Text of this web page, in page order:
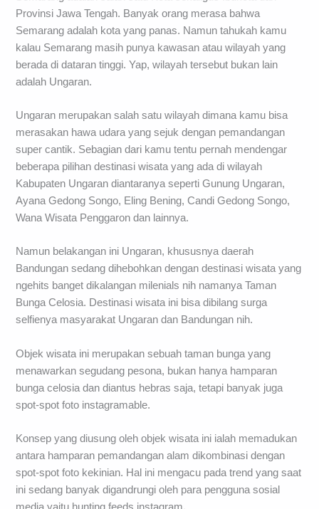
Provinsi Jawa Tengah. Banyak orang merasa bahwa
Semarang adalah kota yang panas. Namun tahukah kamu
kalau Semarang masih punya kawasan atau wilayah yang
berada di dataran tinggi. Yap, wilayah tersebut bukan lain
adalah Ungaran.
Ungaran merupakan salah satu wilayah dimana kamu bisa
merasakan hawa udara yang sejuk dengan pemandangan
super cantik. Sebagian dari kamu tentu pernah mendengar
beberapa pilihan destinasi wisata yang ada di wilayah
Kabupaten Ungaran diantaranya seperti Gunung Ungaran,
Ayana Gedong Songo, Eling Bening, Candi Gedong Songo,
Wana Wisata Penggaron dan lainnya.
Namun belakangan ini Ungaran, khususnya daerah
Bandungan sedang dihebohkan dengan destinasi wisata yang
ngehits banget dikalangan milenials nih namanya Taman
Bunga Celosia. Destinasi wisata ini bisa dibilang surga
selfienya masyarakat Ungaran dan Bandungan nih.
Objek wisata ini merupakan sebuah taman bunga yang
menawarkan segudang pesona, bukan hanya hamparan
bunga celosia dan diantus hebras saja, tetapi banyak juga
spot-spot foto instagramable.
Konsep yang diusung oleh objek wisata ini ialah memadukan
antara hamparan pemandangan alam dikombinasi dengan
spot-spot foto kekinian. Hal ini mengacu pada trend yang saat
ini sedang banyak digandrungi oleh para pengguna sosial